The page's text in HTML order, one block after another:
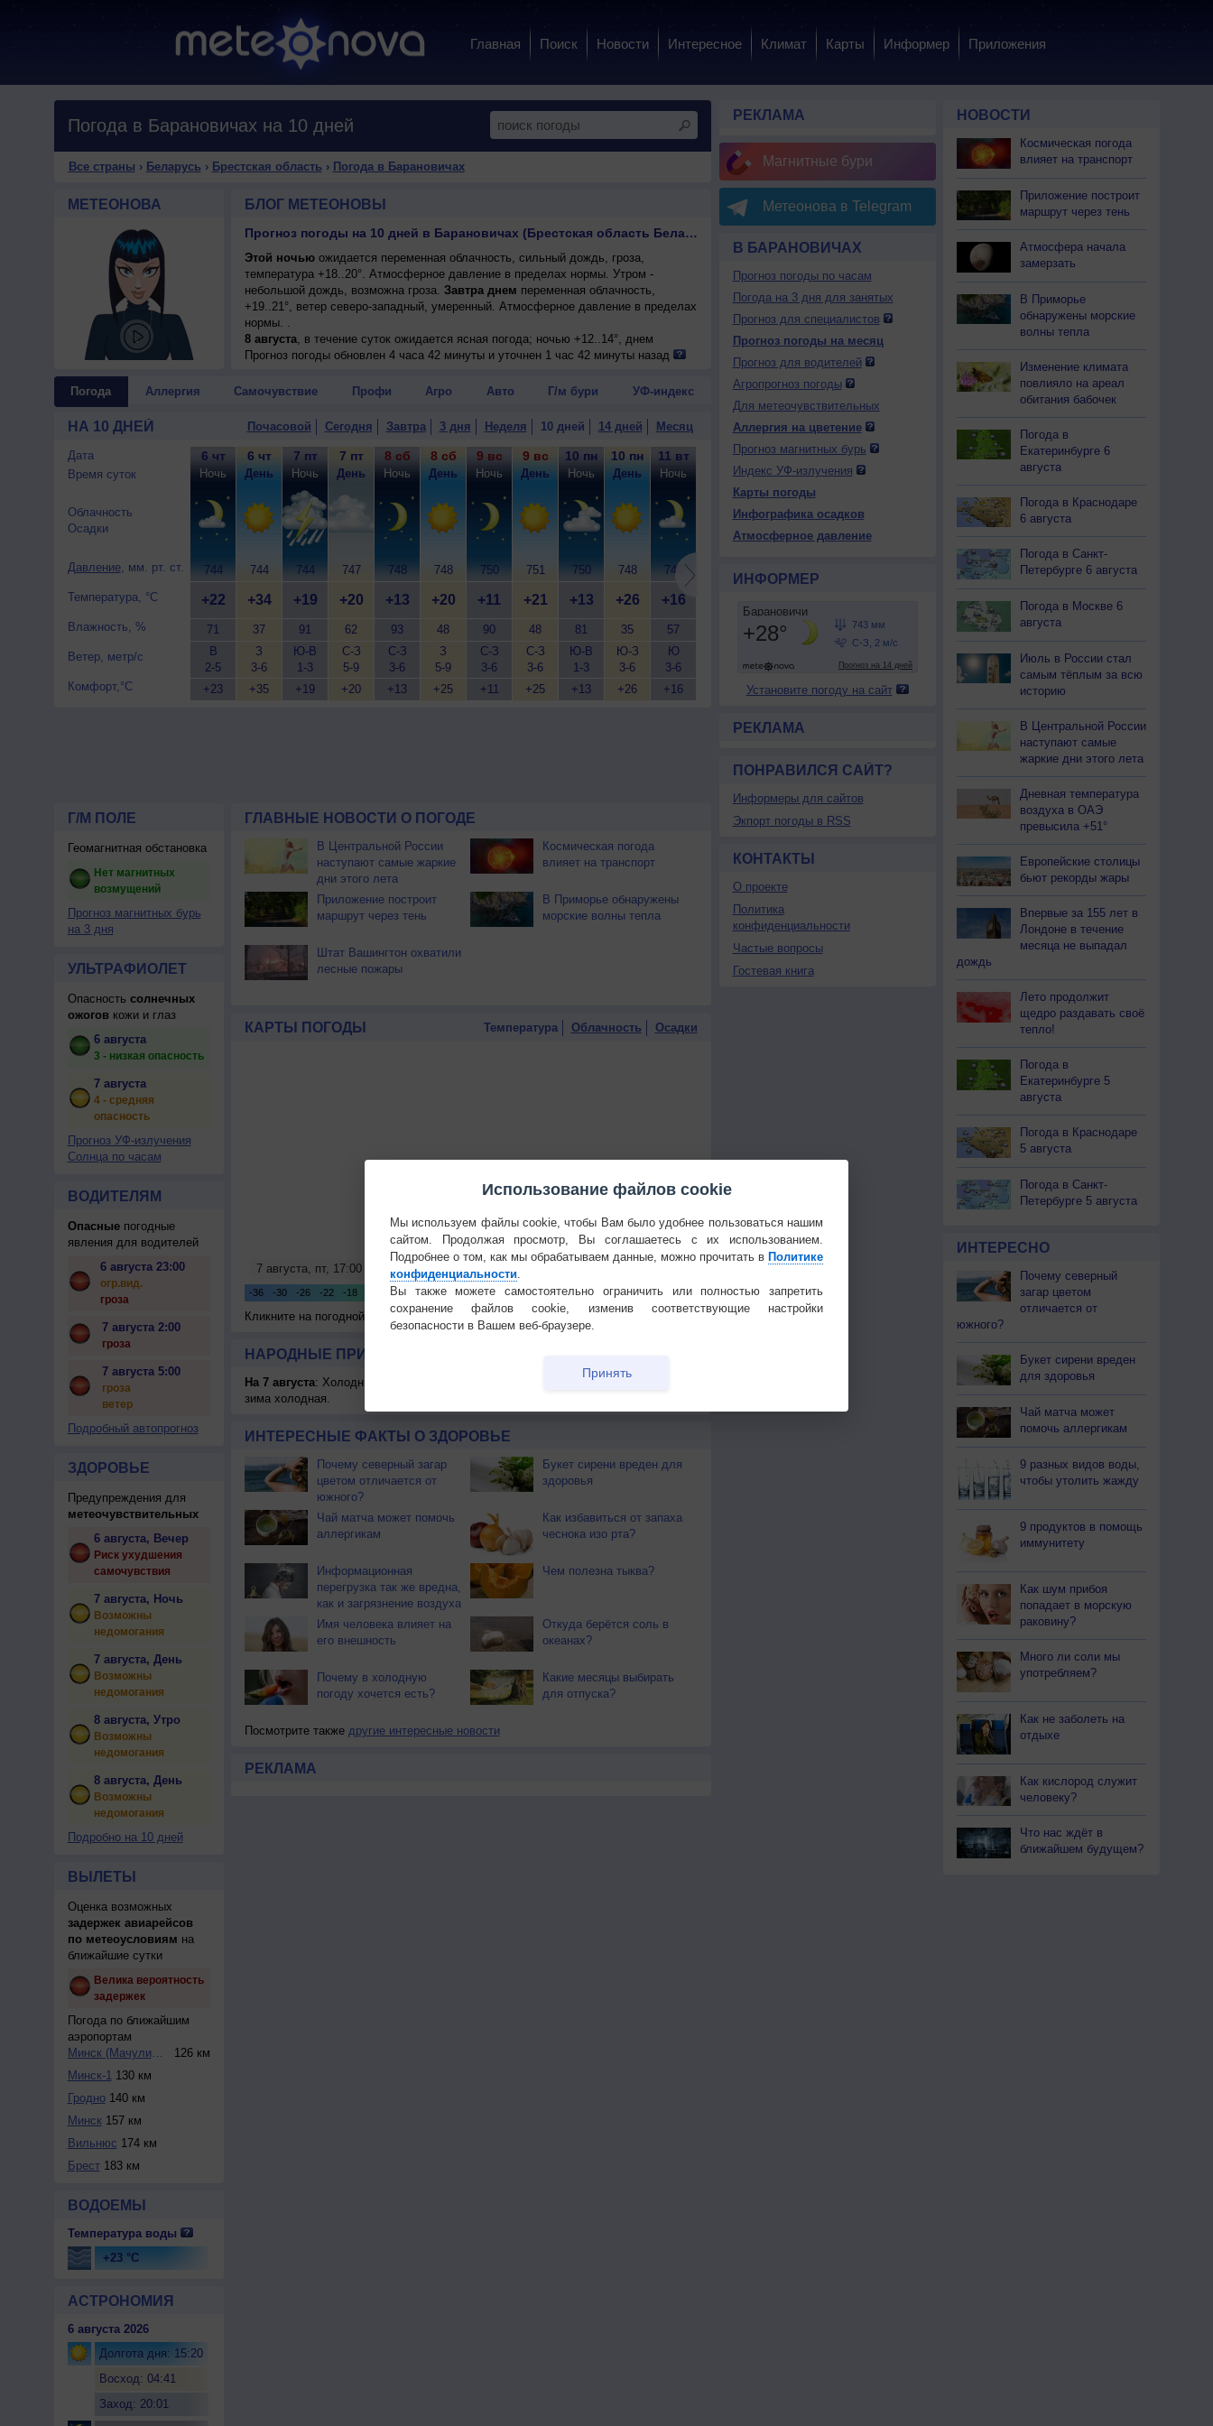
Главная Поиск Новости Интересное Климат Карты Информер Приложения
Погода в Барановичах на 10 дней
Все страны › Беларусь › Брестская область › Погода в Барановичах
МЕТЕОНОВА БЛОГ МЕТЕОНОВЫ
Прогноз погоды на 10 дней в Барановичах (Брестская область Беларусь)
Этой ночьюожидается переменная облачность, сильный дождь, гроза,
температура +18..20°. Атмосферное давление в пределах нормы. Утром -
небольшой дождь, возможна гроза. Завтра днем переменная облачность,
+19..21°, ветер северо-западный, умеренный. Атмосферное давление в пределах
нормы. .
8 августа, в течение суток ожидается ясная погода; ночью +12..14°, днем
+19..21°, ветер северо-западный, умеренный.
погода; ночью +10..12°, днем +20..22°, ветер северный, умеренный.
западный, умеренный.
Прогноз погоды обновлен 4 часа 42 минуты и уточнен 1 час 42 минуты назад
Погода Аллергия Самочувствие Профи Агро Авто Г/м бури УФ-индекс
НА 10 ДНЕЙ Почасовой Сегодня Завтра 3 дня Неделя 10 дней 14 дней Месяц
Дата
Время суток
Облачность
Осадки
Давление, мм. рт. ст.
Температура, °C
Влажность, %
Ветер, метр/с
Комфорт,°C
6 чт
Ночь
744
+22
71
В
2-5
+23
6 чт
День
744
+34
37
З
3-6
+35
7 пт
Ночь
744
+19
91
Ю-В
1-3
+19
7 пт
День
747
+20
62
С-З
5-9
+20
8 сб
Ночь
748
+13
93
С-З
3-6
+13
8 сб
День
748
+20
48
З
5-9
+25
9 вс
Ночь
750
+11
90
С-З
3-6
+11
9 вс
День
751
+21
48
С-З
3-6
+25
10 пн
Ночь
750
+13
81
Ю-В
1-3
+13
10 пн
День
748
+26
35
Ю-З
3-6
+26
11 вт
Ночь
746
+16
57
Ю
3-6
+16
11 вт
День
12 ср
Ночь
748
91
2-5
+16
12 ср
День
751
39
+25
13 чт
Ночь
69
3-6
+13
2-5
+25
+14
3-6
14 пт
748
+28
33
Ю-В
2-5
15 сб
Ночь
745
55
+17
15 сб
745
+27
746
+14
Г/М ПОЛЕ
Геомагнитная обстановка
Нет магнитных
возмущений
Прогноз магнитных бурь
на 3 дня
УЛЬТРАФИОЛЕТ
Опасность солнечных
ожоговкожи и глаз
6 августа
3 - низкая опасность
7 августа
4 - средняя
опасность
Прогноз УФ-излучения
Солнца по часам
ВОДИТЕЛЯМ
Опасныепогодные
явления для водителей
6 августа 23:00
огр.вид.
гроза
7 августа 2:00
гроза
7 августа 5:00
гроза
ветер
Подробный автопрогноз
ЗДОРОВЬЕ
Предупреждения для
метеочувствительных
6 августа, Вечер
Риск ухудшения
самочувствия
7 августа, Ночь
Возможны
недомогания
7 августа, День
Возможны
недомогания
8 августа, Утро
Возможны
недомогания
8 августа, День
Возможны
недомогания
Подробно на 10 дней
ВЫЛЕТЫ
Оценка возможных
задержек авиарейсов
по метеоусловиям на
ближайшие сутки
Велика вероятность
задержек
Погода по ближайшим
аэропортам
Минск (Мачулищи)
126 км
Минск-1130 км
Гродно140 км
Минск157 км
Вильнюс 174 км
Брест183 км
ВОДОЕМЫ
Температура воды
+23 °C
АСТРОНОМИЯ
6 августа 2026
Долгота дня: 15:20
Восход: 04:41
Заход: 20:01
ГЛАВНЫЕ НОВОСТИ О ПОГОДЕ
В Центральной России
наступают самые жаркие
дни этого лета
Космическая погода
влияет на транспорт
Приложение построит
маршрут через тень
В Приморье обнаружены
морские волны тепла
Штат Вашингтон охватили
лесные пожары
КАРТЫ ПОГОДЫ Температура Облачность Осадки
Кликните на погодной карте для получения подробных данных
НАРОДНЫЕ ПРИМЕТЫ И ПРАЗДНИКИ
На 7 августа: Холодницы, зимоуказательницы. Если утренник холодный, то и
зима холодная.
ИНТЕРЕСНЫЕ ФАКТЫ О ЗДОРОВЬЕ
Почему северный загар
цветом отличается от
южного?
Букет сирени вреден для
здоровья
Чай матча может помочь
аллергикам
Как избавиться от запаха
чеснока изо рта?
Информационная
перегрузка так же вредна,
как и загрязнение воздуха
Чем полезна тыква?
Имя человека влияет на
его внешность
Откуда берётся соль в
океанах?
Почему в холодную
погоду хочется есть?
Какие месяцы выбирать
для отпуска?
Посмотрите также другие интересные новости
РЕКЛАМА
РЕКЛАМА
Магнитные бури
Метеонова в Telegram
В БАРАНОВИЧАХ
Прогноз погоды по часам
Погода на 3 дня для занятых
Прогноз для специалистов
Прогноз погоды на месяц
Прогноз для водителей
Агропрогноз погоды
Для метеочувствительных
Аллергия на цветение
Прогноз магнитных бурь
Индекс УФ-излучения
Карты погоды
Инфографика осадков
Атмосферное давление
ИНФОРМЕР
Установите погоду на сайт
РЕКЛАМА
ПОНРАВИЛСЯ САЙТ?
Информеры для сайтов
Экпорт погоды в RSS
КОНТАКТЫ
О проекте
Политика
конфиденциальности
Частые вопросы
Гостевая книга
НОВОСТИ
Космическая погода
влияет на транспорт
Приложение построит
маршрут через тень
Атмосфера начала
замерзать
В Приморье
обнаружены морские
волны тепла
Изменение климата
повлияло на ареал
обитания бабочек
Погода в
Екатеринбурге 6
августа
Погода в Краснодаре
6 августа
Погода в Санкт-
Петербурге 6 августа
Погода в Москве 6
августа
Июль в России стал
самым тёплым за всю
историю
В Центральной России
наступают самые
жаркие дни этого лета
Дневная температура
воздуха в ОАЭ
превысила +51°
Европейские столицы
бьют рекорды жары
Впервые за 155 лет в
Лондоне в течение
месяца не выпадал
дождь
Лето продолжит
щедро раздавать своё
тепло!
Погода в
Екатеринбурге 5
августа
Погода в Краснодаре
5 августа
Погода в Санкт-
Петербурге 5 августа
ИНТЕРЕСНО
Почему северный
загар цветом
отличается от
южного?
Букет сирени вреден
для здоровья
Чай матча может
помочь аллергикам
9 разных видов воды,
чтобы утолить жажду
9 продуктов в помощь
иммунитету
Как шум прибоя
попадает в морскую
раковину?
Много ли соли мы
употребляем?
Как не заболеть на
отдыхе
Как кислород служит
человеку?
Что нас ждёт в
ближайшем будущем?
Использование файлов cookie
Мы используем файлы cookie, чтобы Вам было удобнее пользоваться нашим
сайтом. Продолжая просмотр, Вы соглашаетесь с их использованием.
Подробнее о том, как мы обрабатываем данные, можно прочитать в Политике
конфиденциальности
Вы также можете самостоятельно ограничить или полностью запретить
сохранение файлов cookie, изменив соответствующие настройки
безопасности в Вашем веб-браузере.
Принять